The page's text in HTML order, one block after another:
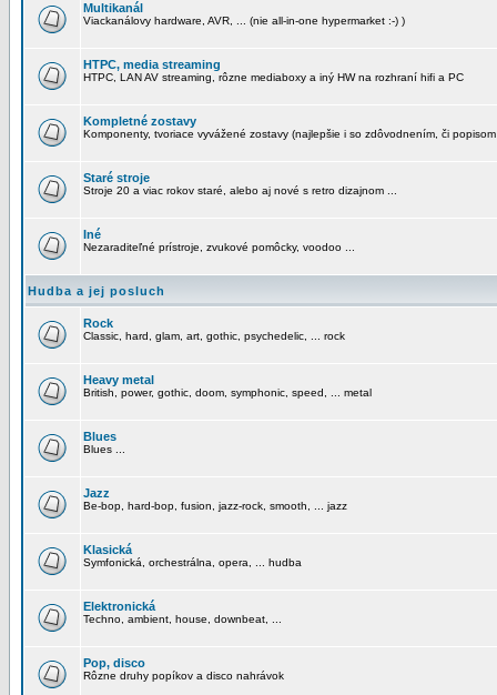
Multikanál
Viackanálovy hardware, AVR, ... (nie all-in-one hypermarket :-) )
HTPC, media streaming
HTPC, LAN AV streaming, rôzne mediaboxy a iný HW na rozhraní hifi a PC
Kompletné zostavy
Komponenty, tvoriace vyvážené zostavy (najlepšie i so zdôvodnením, či
Staré stroje
Stroje 20 a viac rokov staré, alebo aj nové s retro dizajnom ...
Iné
Nezaraditeľné prístroje, zvukové pomôcky, voodoo ...
Hudba a jej posluch
Rock
Classic, hard, glam, art, gothic, psychedelic, ... rock
Heavy metal
British, power, gothic, doom, symphonic, speed, ... metal
Blues
Blues ...
Jazz
Be-bop, hard-bop, fusion, jazz-rock, smooth, ... jazz
Klasická
Symfonická, orchestrálna, opera, ... hudba
Elektronická
Techno, ambient, house, downbeat, ...
Pop, disco
Rôzne druhy popíkov a disco nahrávok